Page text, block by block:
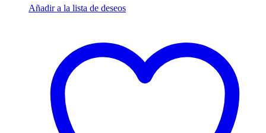
Añadir a la lista de deseos